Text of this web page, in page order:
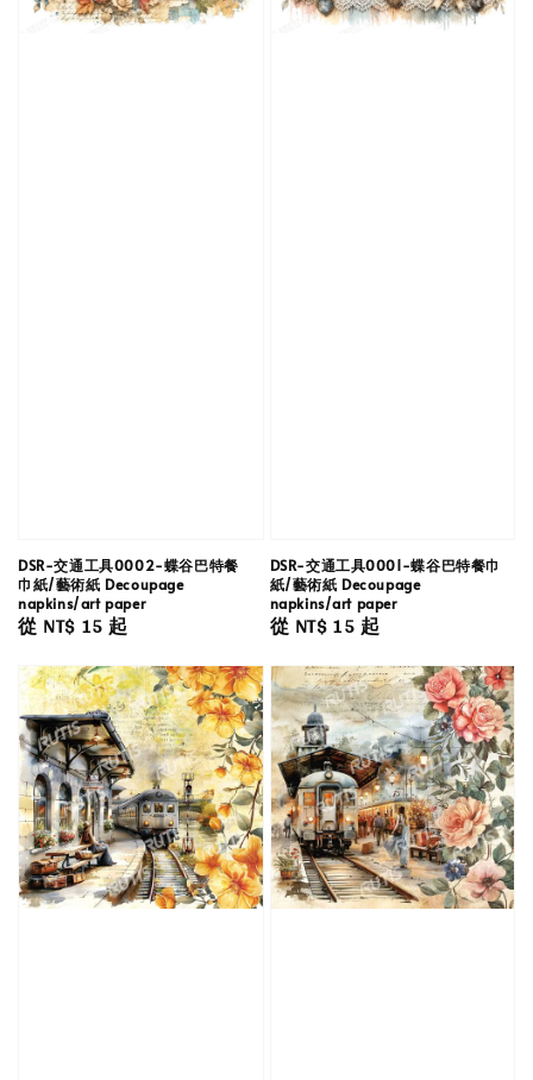
DSR-交通工具0002-蝶谷巴特餐
巾紙/藝術紙 Decoupage
napkins/art paper
Regular
從 NT$ 15起
DSR-交通工具0001-蝶谷巴特餐巾
紙/藝術紙 Decoupage
napkins/art paper
Regular
從 NT$ 15起